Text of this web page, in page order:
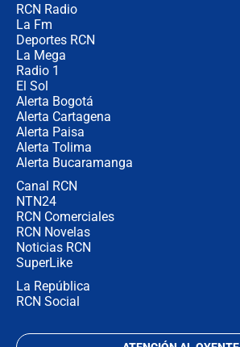
RCN Radio
La Fm
Deportes RCN
La Mega
Radio 1
El Sol
Alerta Bogotá
Alerta Cartagena
Alerta Paisa
Alerta Tolima
Alerta Bucaramanga
Canal RCN
NTN24
RCN Comerciales
RCN Novelas
Noticias RCN
SuperLike
La República
RCN Social